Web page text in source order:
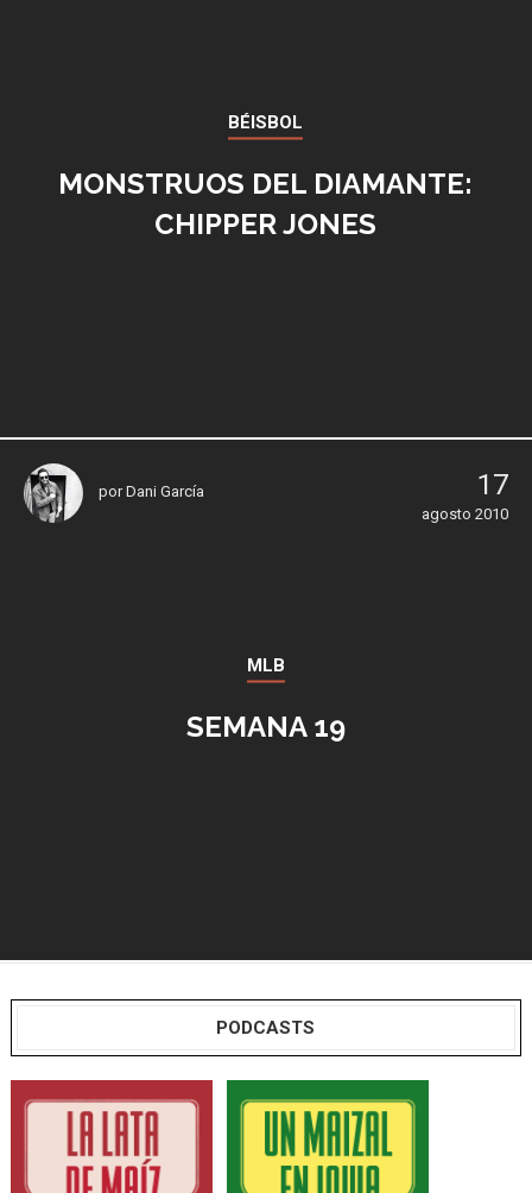
BÉISBOL
MONSTRUOS DEL DIAMANTE:
CHIPPER JONES
porDani García 17
agosto 2010
MLB
SEMANA 19
PODCASTS